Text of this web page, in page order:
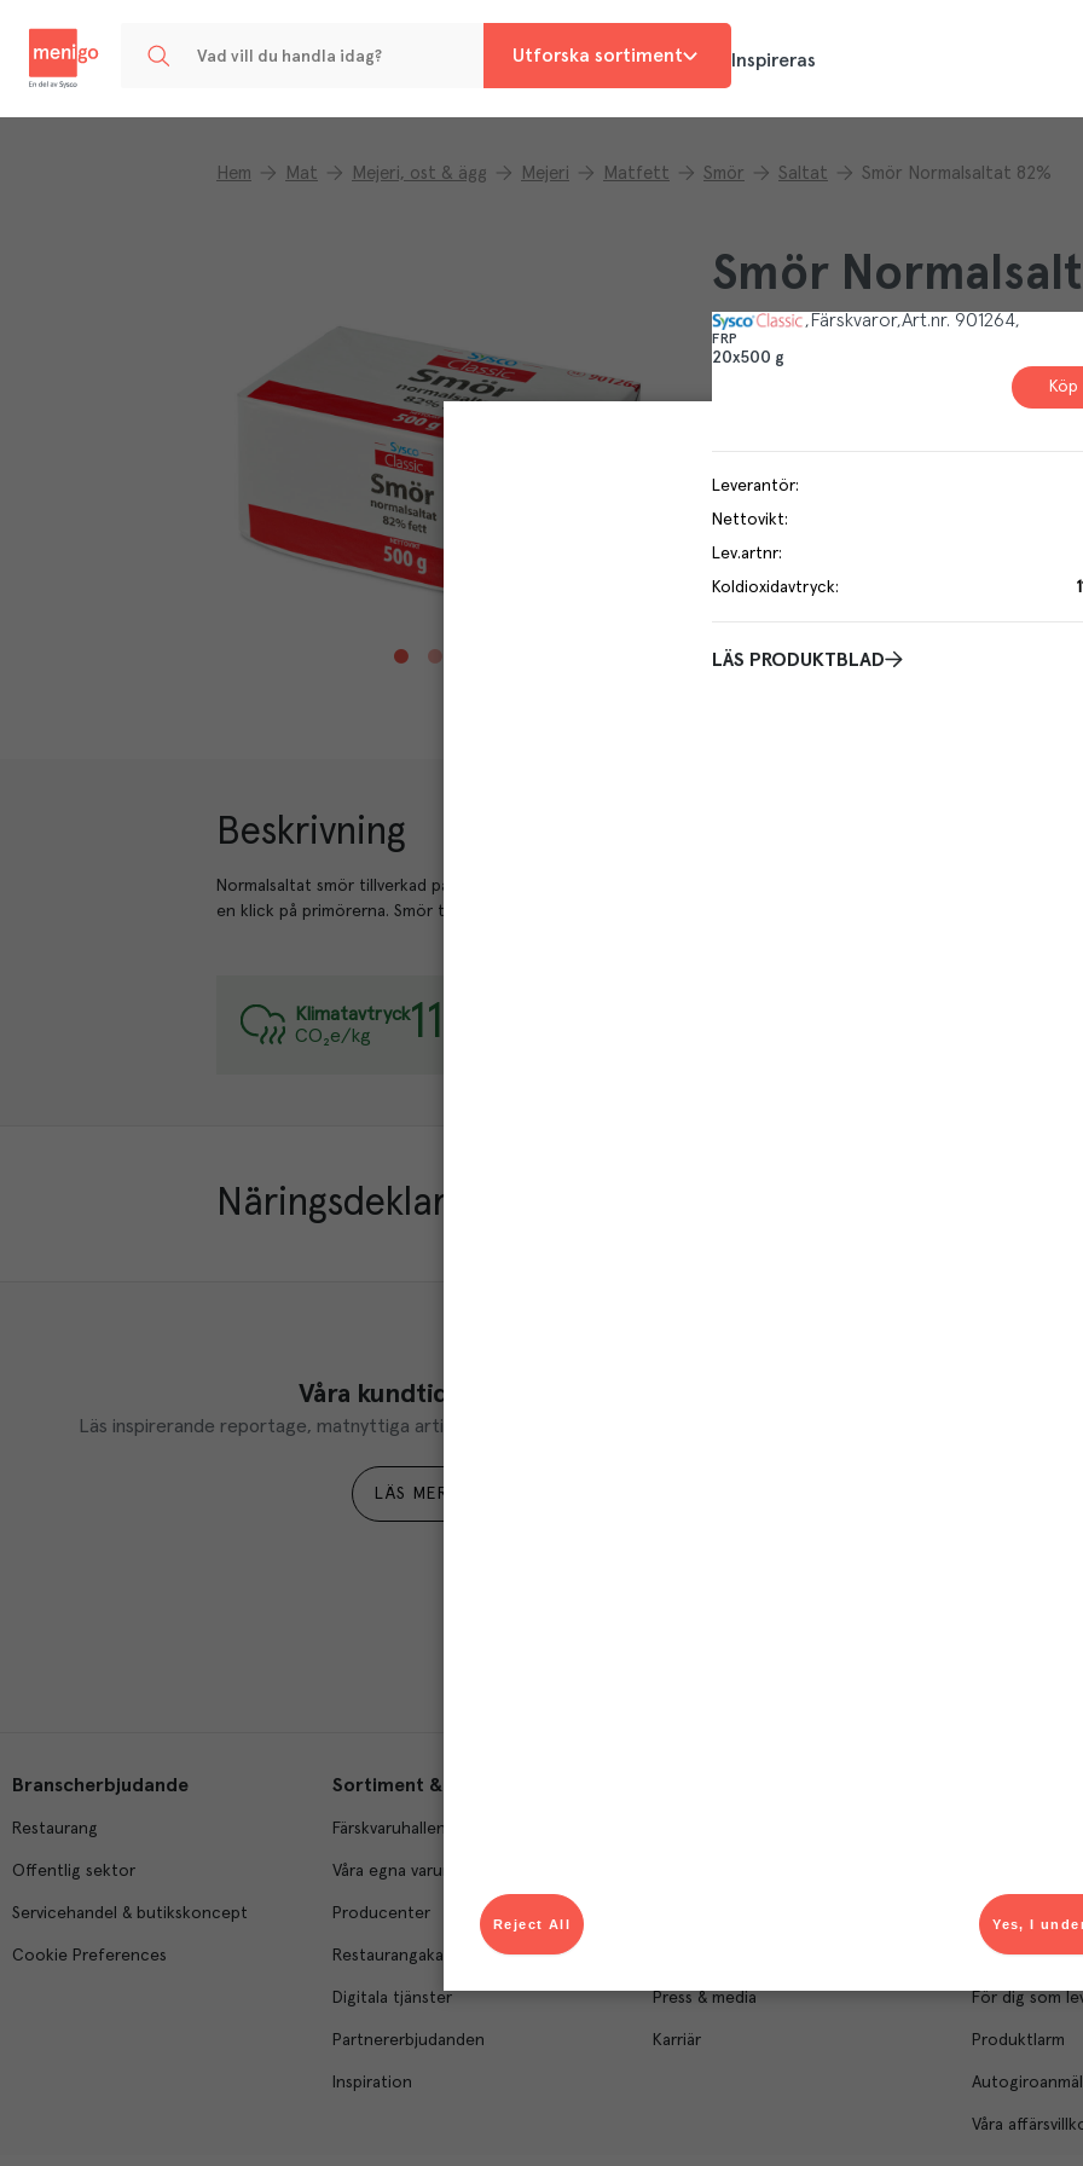
Utforska sortiment Inspireras
Hem Mat Mejeri, ost & ägg Mejeri Matfett Smör Saltat Smör Normalsaltat 82%
Smör
Färskvaror Art.nr. 901264
FRP
20x500 g
Köp
Leverantör:
Nettovikt:
Lev.artnr:
Koldioxidavtryck:
LÄS PRODUKTBLAD
Beskrivning
Normalsaltat smör tillverkad på färsk grädde. Njut av riktigt smör på ett nybakt bröd eller lägg
en klick på primörerna. Smör tillför även en len och härlig smak i både matlagning och bakning.
Klimatavtryck
CO₂e/kg
11.3
Näringsdeklaration
Våra kundtidningar
Läs inspirerande reportage, matnyttiga artiklar och ta del av aktuella kampanjer.
LÄS MER
Du som är Menigo-
Branscherbjudande
Restaurang
Offentlig sektor
Servicehandel & butikskoncept
Cookie Preferences
Sortiment & tjänster
Färskvaruhallen
Våra egna varumärken
Producenter
Restaurangakademien
Digitala tjänster
Partnererbjudanden
Inspiration
Press & media
Karriär
Säljavdelning
Kontor & lager
För dig som
Produktlarm
Våra
Yes, I
Reject All